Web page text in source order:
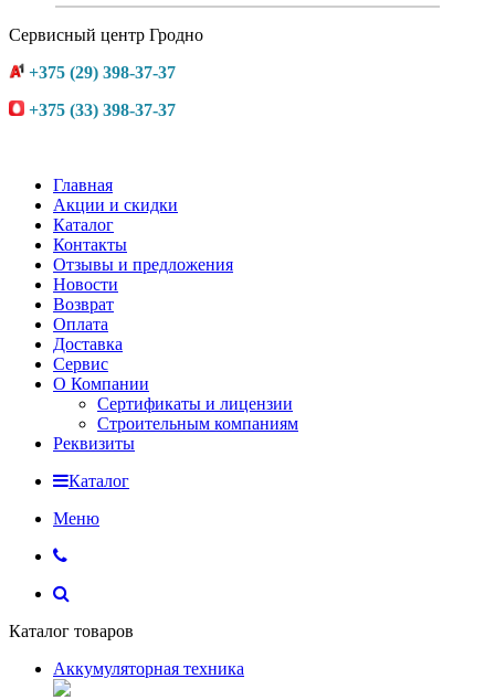
Сервисный центр Гродно
+375 (29) 398-37-37
+375 (33) 398-37-37
Главная
Акции и скидки
Каталог
Контакты
Отзывы и предложения
Новости
Возврат
Оплата
Доставка
Сервис
О Компании
Сертификаты и лицензии
Строительным компаниям
Реквизиты
Каталог
Меню
Каталог товаров
Аккумуляторная техника